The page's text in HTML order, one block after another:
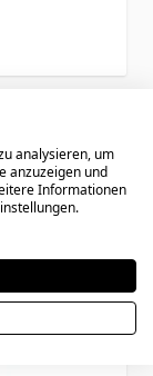
analysieren, um
anzuzeigen und
Informationen